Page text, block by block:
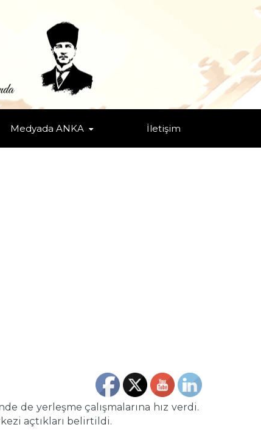
Medyada ANKA İletişim
de yerleşme çalışmalarına hız verdi.
açtıkları belirtildi.